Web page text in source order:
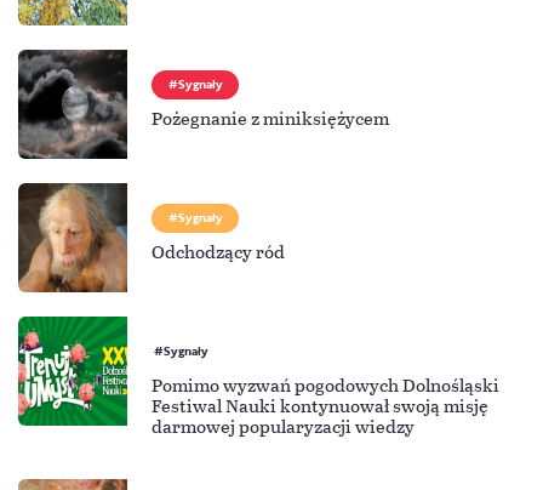
Sygnały
Pożegnanie z miniksiężycem
Sygnały
Odchodzący ród
Sygnały
Pomimo wyzwań pogodowych Dolnośląski
Festiwal Nauki kontynuował swoją misję
darmowej popularyzacji wiedzy